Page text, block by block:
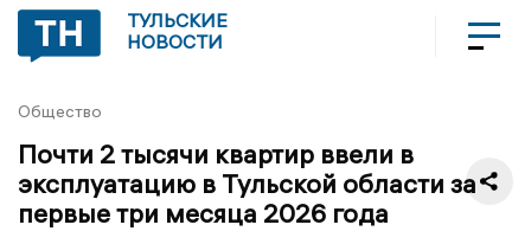
ТУЛЬСКИЕ
НОВОСТИ
Общество
Почти 2 тысячи квартир ввели в
эксплуатацию в Тульской области за
первые три месяца 2026 года